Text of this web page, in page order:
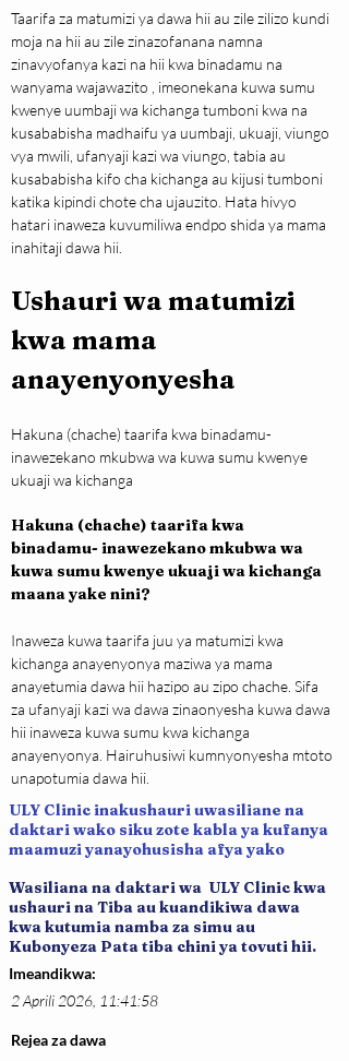
Taarifa za matumizi ya dawa hii au zile zilizo kundi
moja na hii au zile zinazofanana namna
zinavyofanya kazi na hii kwa binadamu na
wanyama wajawazito , imeonekana kuwa sumu
kwenye uumbaji wa kichanga tumboni kwa na
kusababisha madhaifu ya uumbaji, ukuaji, viungo
vya mwili, ufanyaji kazi wa viungo, tabia au
kusababisha kifo cha kichanga au kijusi tumboni
katika kipindi chote cha ujauzito. Hata hivyo
hatari inaweza kuvumiliwa endpo shida ya mama
inahitaji dawa hii.
Ushauri wa matumizi
kwa mama
anayenyonyesha
Hakuna (chache) taarifa kwa binadamu-
inawezekano mkubwa wa kuwa sumu kwenye
ukuaji wa kichanga
Hakuna (chache) taarifa kwa
binadamu- inawezekano mkubwa wa
kuwa sumu kwenye ukuaji wa kichanga
maana yake nini?
Inaweza kuwa taarifa juu ya matumizi kwa
kichanga anayenyonya maziwa ya mama
anayetumia dawa hii hazipo au zipo chache. Sifa
za ufanyaji kazi wa dawa zinaonyesha kuwa dawa
hii inaweza kuwa sumu kwa kichanga
anayenyonya. Hairuhusiwi kumnyonyesha mtoto
unapotumia dawa hii.
ULY Clinic inakushauri uwasiliane na
daktari wako siku zote kabla ya kufanya
maamuzi yanayohusisha afya yako
Wasiliana na daktari wa ULY Clinic kwa
ushauri na Tiba au kuandikiwa dawa
kwa kutumia namba za simu au
Kubonyeza Pata tiba chini ya tovuti hii.
Imeandikwa:
2 Aprili 2026, 11:41:58
Rejea za dawa